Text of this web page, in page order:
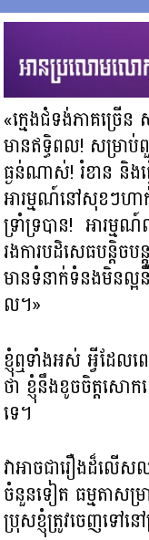
«ក្មេងជំទង់ភាគច្រើ
មានឥទ្ធិពល! សម្រាប់
ធ្ងន់ណាស់! រំខាន និ
អារម្មណ៍នៅសុខៗហាក់
ទ្រាំទ្របាន! អារម្ម
រងការបដិសេធបន្តិចប
មាន​ទំនាក់ទំនងមិនល្អ
ល។»
ខ្ញុំឮទាំងអស់ អ្វីដែល
ថា ខ្ញុំនឹងខូចចិត្ត​សោ
ទេ។
វាអាចជារឿងដ៏លើ
ចំនួនទៀត ធម្មតាសម្
ប្រុសខ្ញុំត្រូវចេញទៅន